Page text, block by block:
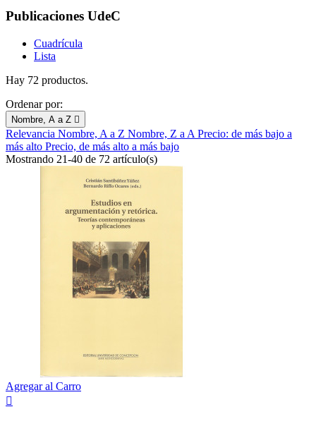
Publicaciones UdeC
Cuadrícula
Lista
Hay 72 productos.
Ordenar por:
Nombre, A a Z 
Relevancia Nombre, A a Z Nombre, Z a A Precio: de más bajo a
más alto Precio, de más alto a más bajo
Mostrando 21-40 de 72 artículo(s)
Agregar al Carro
